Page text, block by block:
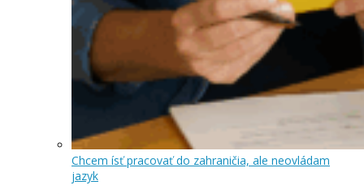
Chcem ísť pracovať do zahraničia, ale neovládam
jazyk